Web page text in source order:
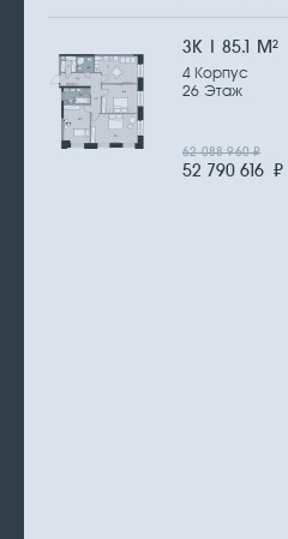
3К | 85.1 М2
4 Корпус
26 Этаж
52 790 616 ₽
62 088 960₽